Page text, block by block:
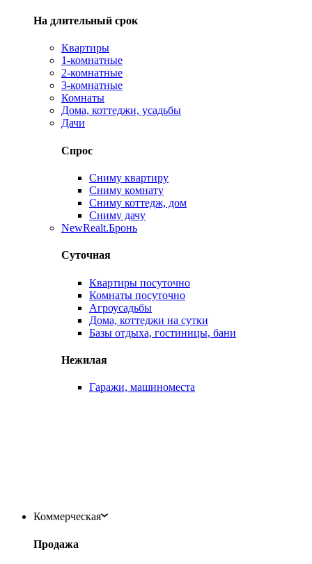
На длительный срок
Квартиры
1-комнатные
2-комнатные
3-комнатные
Комнаты
Дома, коттеджи, усадьбы
Дачи
Спрос
Сниму квартиру
Сниму комнату
Сниму коттедж, дом
Сниму дачу
NewRealt.Бронь
Суточная
Квартиры посуточно
Комнаты посуточно
Агроусадьбы
Дома, коттеджи на сутки
Базы отдыха, гостиницы, бани
Нежилая
Гаражи, машиноместа
Коммерческая
Продажа